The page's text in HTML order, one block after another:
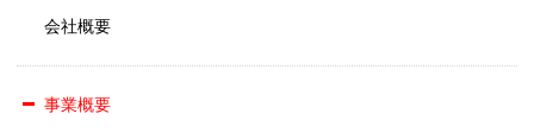
会社概要
事業概要